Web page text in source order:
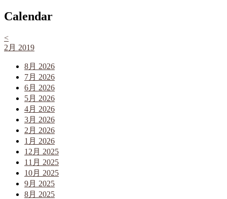
Calendar
<
2月 2019
8月 2026
7月 2026
6月 2026
5月 2026
4月 2026
3月 2026
2月 2026
1月 2026
12月 2025
11月 2025
10月 2025
9月 2025
8月 2025